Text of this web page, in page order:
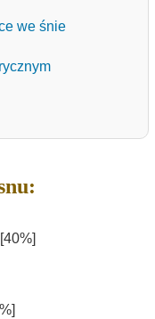
we śnie
[40%]